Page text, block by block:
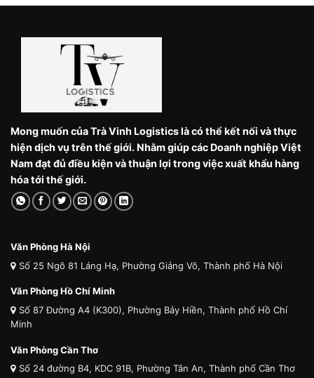
Mong muốn của Trà Vinh Logistics là có thể kết nối và thực
hiện dịch vụ trên thế giới. Nhằm giúp các Doanh nghiệp Việt
Nam đạt đủ điều kiện và thuận lợi trong việc xuất khẩu hàng
hóa tới thế giới.
Văn Phòng Hà Nội
Số 25 Ngõ 81 Láng Hạ, Phường Giảng Võ, Thành phố Hà Nội
Văn Phòng Hồ Chí Minh
Số 87 Đường A4 (K300), Phường Bảy Hiền, Thành phố Hồ Chí
Minh
Văn Phòng Cần Thơ
Số 24 đường B4, KDC 91B, Phường Tân An, Thành phố Cần Thơ